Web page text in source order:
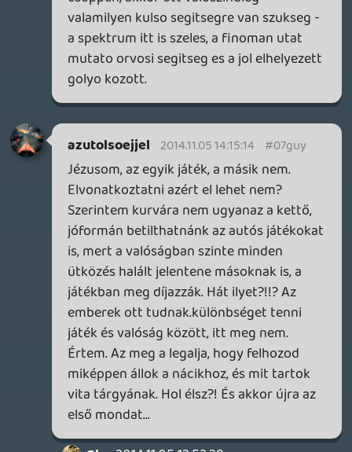
Ghz 2014.11.05 13:52:39 #07guw
Ha neked elfogadható az, hogy egy "játék"
arról szóljon, hogy ártatlanokat végzünk ki
a földön úgy simán mókából akkor a
probléma a te készülékedben van. Meg
milyen másik oldal mutogatása? Szegény
elmebeteg tömeggyilkosokat senki nem
érti meg mert nem készítettek még róluk
játékot?? Akkor ezek szerint nálad az is
oké meg vita tárgya, hogy a nácik mit
műveltek? Szerintem gondold át még
egyszer, hogy mit beszélsz meg mit
hasonlítasz mihez...
azutolsoejjel 2014.11.05 12:32:54
liquid 2014.11.05 13:42:45 #07guv
Tisztelettel: a Heat nem túl szerencsés
példa, nem emlékszem benne olyan
jelenetre, ahol De Niro automata fegyvert
ragad, válogatás nélkül elkezd járókelőket
mészárolni, aztán szétlövi egy sebesült, a
földön csúszva az életéért könyörgő nő
fejét. Ha a Heat játék-megfelelőjét
keresed, az a GTA, és még véletlenül sem a
Hatred.